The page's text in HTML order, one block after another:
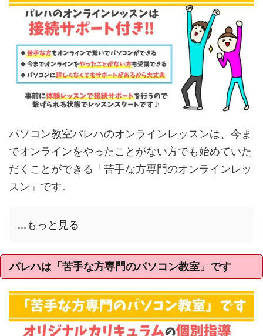
パソコン教室パレハのオンラインレッスンは、今ま
でオンラインをやったことがない方でも始めていた
だくことができる「苦手な方専門のオンラインレッ
スン」です。
...もっと見る
パレハは「苦手な方専門のパソコン教室」です